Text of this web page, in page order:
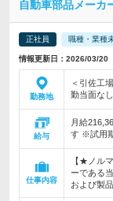
自動車部品メー
正社員 職種・業種
情報更新日：2026/03/
勤務地
＜引佐工
勤当面な
給与
月給
す ※試用
仕事内容
【★ノル
ーである
および製